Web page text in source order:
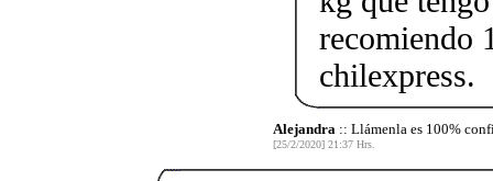
recomiendo
chilexpress.
Alejandra :: Llámenla es 100%
[25/2/2020] 21:37 Hrs.